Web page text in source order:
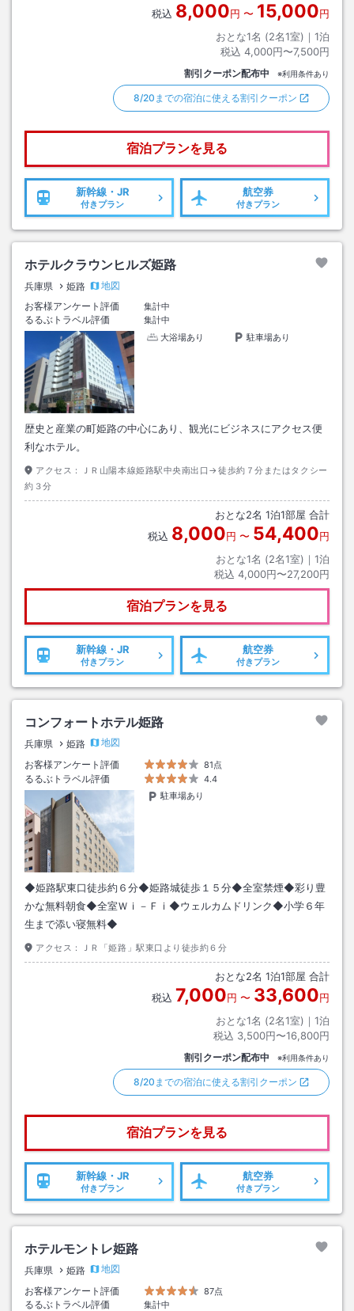
税込 8,000円 〜 15,000円
おとな1名 (2名1室)｜ 1泊
税込 4,000円〜7,500円
割引クーポン配布中 ※利用条件あり
8/20までの宿泊に使える割引クーポン
宿泊プランを見る
新幹線・JR
付きプラン
航空券
付きプラン
ホテルクラウンヒルズ姫路
兵庫県 姫路
地図
お客様アンケート評価
集計中
るるぶトラベル評価
集計中
大浴場あり
駐車場あり
歴史と産業の町姫路の中心にあり、観光にビジネスにアクセス便
利なホテル。
アクセス：
ＪＲ山陽本線姫路駅中央南出口→徒歩約７分またはタクシー
約３分
おとな2名 1泊1部屋 合計
税込 8,000円 〜 54,400円
おとな1名 (2名1室)｜ 1泊
税込 4,000円〜27,200円
宿泊プランを見る
新幹線・JR
付きプラン
航空券
付きプラン
コンフォートホテル姫路
兵庫県 姫路
地図
お客様アンケート評価
81点
るるぶトラベル評価
4.4
駐車場あり
◆姫路駅東口徒歩約６分◆姫路城徒歩１５分◆全室禁煙◆彩り豊
かな無料朝食◆全室Ｗｉ－Ｆｉ◆ウェルカムドリンク◆小学６年
生まで添い寝無料◆
アクセス： ＪＲ「姫路」駅東口より徒歩約６分
おとな2名 1泊1部屋 合計
税込 7,000円 〜 33,600円
おとな1名 (2名1室)｜ 1泊
税込 3,500円〜16,800円
割引クーポン配布中 ※利用条件あり
8/20までの宿泊に使える割引クーポン
宿泊プランを見る
新幹線・JR
付きプラン
航空券
付きプラン
ホテルモントレ姫路
兵庫県 姫路
地図
お客様アンケート評価
87点
るるぶトラベル評価
集計中